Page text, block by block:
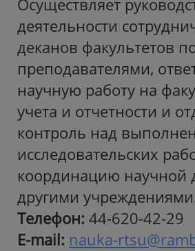
Осуществляет
деятельности
деканов факультетов
преподавателями,
научную работу на
учета и отчетности и
контроль над
исследовательских
координацию научной
другими
Телефон: 44-620-42-29
E-mail: nauka-